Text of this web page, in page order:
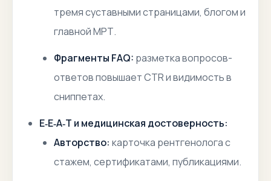
тремя суставными страницами, блогом и
главной МРТ.
Фрагменты FAQ: разметка вопросов-
ответов повышает CTR и видимость в
сниппетах.
E‑E‑A‑T и медицинская достоверность:
Авторство: карточка рентгенолога с
стажем, сертификатами, публикациями.